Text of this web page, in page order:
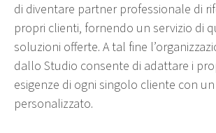
di diventare partner professionale di
propri clienti, fornendo un servizio di
soluzioni offerte. A tal fine
dallo Studio consente di adattare i
esigenze di ogni singolo cliente con
personalizzato.